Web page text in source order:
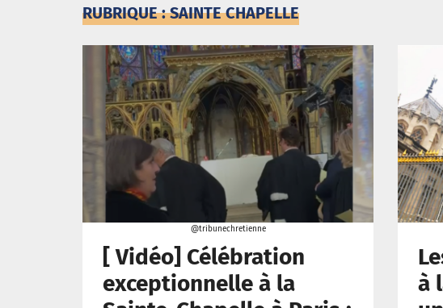
RUBRIQUE : SAINTE CHAPELLE
@tribunechretienne
[ Vidéo] Célébration
exceptionnelle à la
à